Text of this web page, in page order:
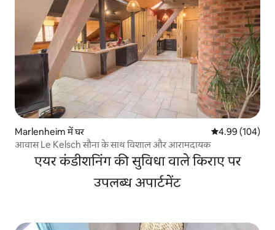
Marlenheim में घर औसत रेटिंग 5 में से
4.99 (104)
आवास Le Kelsch सौना के साथ विशाल और आरामदायक
एयर कंडीशनिंग की सुविधा वाले किराए पर
उपलब्ध अपार्टमेंट